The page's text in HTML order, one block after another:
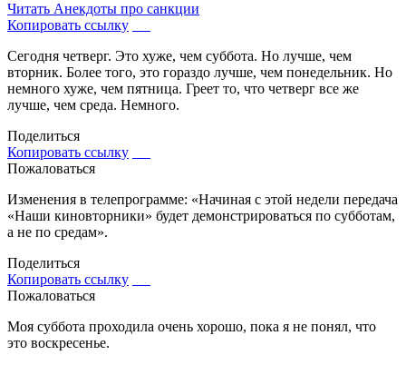
Читать Анекдоты про санкции
Копировать ссылку
Сегодня четверг. Это хуже, чем суббота. Но лучше, чем
вторник. Более того, это гораздо лучше, чем понедельник. Но
немного хуже, чем пятница. Греет то, что четверг все же
лучше, чем среда. Немного.
Поделиться
Копировать ссылку
Пожаловаться
Изменения в телепрограмме: «Начиная с этой недели передача
«Наши киновторники» будет демонстрироваться по субботам,
а не по средам».
Поделиться
Копировать ссылку
Пожаловаться
Моя суббота проходила очень хорошо, пока я не понял, что
это воскресенье.